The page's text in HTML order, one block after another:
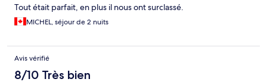
Tout était parfait, en plus il nous ont surclassé.
MICHEL, séjour de 2 nuits
Avis vérifié
8/10 Très bien